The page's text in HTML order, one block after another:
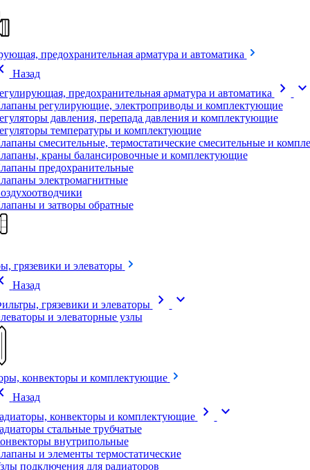
предохранительная арматура и автоматика
Назад
предохранительная арматура и автоматика
chevron_right expand_more
регулирующие, электроприводы и комплектующие
давления, перепада давления и комплектующие
температуры и комплектующие
смесительные, термостатические смесительные и
краны балансировочные и комплектующие
предохранительные
электромагнитные
и затворы обратные
грязевики и элеваторы
Назад
грязевики и элеваторы
chevron_right expand_more
и элеваторные узлы
конвекторы и комплектующие
Назад
конвекторы и комплектующие
chevron_right expand_more
стальные трубчатые
внутрипольные
и элементы термостатические
подключения для радиаторов